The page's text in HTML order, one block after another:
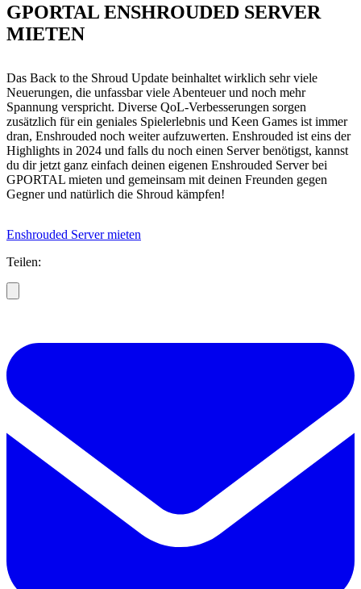
GPORTAL ENSHROUDED SERVER
MIETEN
Das Back to the Shroud Update beinhaltet wirklich sehr viele
Neuerungen, die unfassbar viele Abenteuer und noch mehr
Spannung verspricht. Diverse QoL-Verbesserungen sorgen
zusätzlich für ein geniales Spielerlebnis und Keen Games ist immer
dran, Enshrouded noch weiter aufzuwerten. Enshrouded ist eins der
Highlights in 2024 und falls du noch einen Server benötigst, kannst
du dir jetzt ganz einfach deinen eigenen Enshrouded Server bei
GPORTAL mieten und gemeinsam mit deinen Freunden gegen
Gegner und natürlich die Shroud kämpfen!
Enshrouded Server mieten
Teilen: